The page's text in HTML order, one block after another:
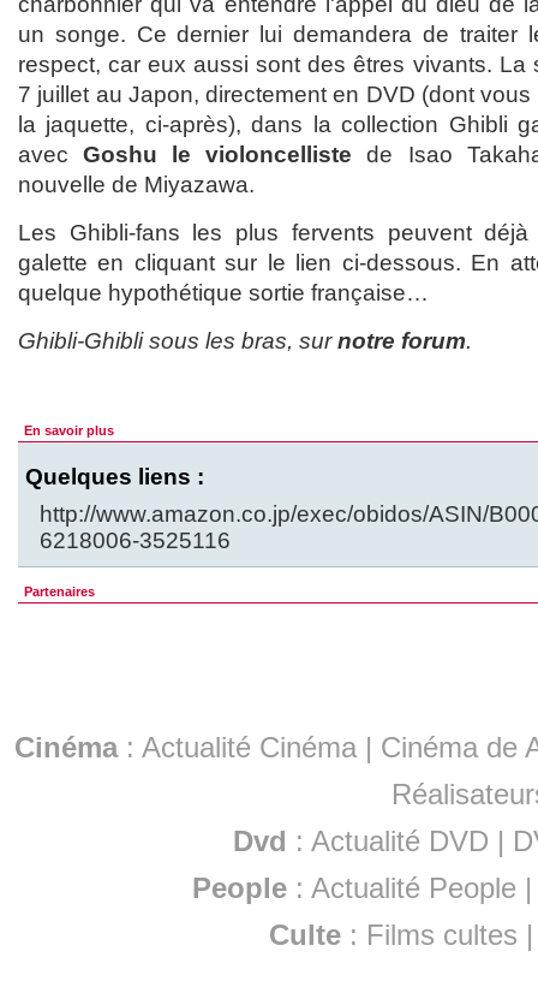
un songe. Ce dernier lui demandera de traiter
respect, car eux aussi sont des êtres vivants. La
7 juillet au Japon, directement en DVD (dont
la jaquette, ci-après), dans la collection Ghibli
avecGoshu le violoncelliste de Isao
nouvelle de Miyazawa.
Les Ghibli-fans les plus fervents peuvent déjà
galette en cliquant sur le lien ci-dessous. En
quelque hypothétique sortie française…
Ghibli-Ghibli sous les bras, surnotre forum.
En savoir plus
Quelques liens :
http://www.amazon.co.jp/exec/obidos/ASIN/
6218006-3525116
Partenaires
Cinéma: Actualité Cinéma | Cinéma de
Dvd : Actualité DVD |
People :Actualité People
Culte : Films cultes